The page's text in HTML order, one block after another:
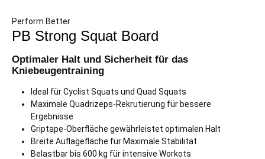
Perform Better
PB Strong Squat Board
Optimaler Halt und Sicherheit für das
Kniebeugentraining
Ideal für Cyclist Squats und Quad Squats
Maximale Quadrizeps-Rekrutierung für bessere
Ergebnisse
Griptape-Oberfläche gewährleistet optimalen Halt
Breite Auflagefläche für Maximale Stabilität
Belastbar bis 600 kg für intensive Workots